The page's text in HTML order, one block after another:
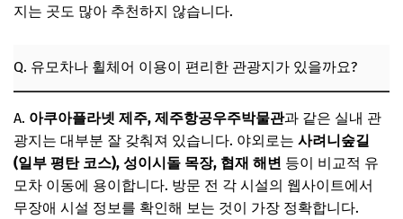
지는 곳도 많아 추천하지 않습니다.
Q. 유모차나 휠체어 이용이 편리한 관광지가 있을까요?
A. 아쿠아플라넷 제주, 제주항공우주박물관과 같은 실내 관
광지는 대부분 잘 갖춰져 있습니다. 야외로는 사려니숲길
(일부 평탄 코스), 성이시돌 목장, 협재 해변 등이 비교적 유
모차 이동에 용이합니다. 방문 전 각 시설의 웹사이트에서
무장애 시설 정보를 확인해 보는 것이 가장 정확합니다.